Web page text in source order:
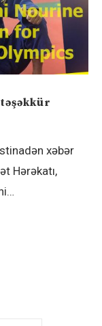
xəbər
Hərəkatı,